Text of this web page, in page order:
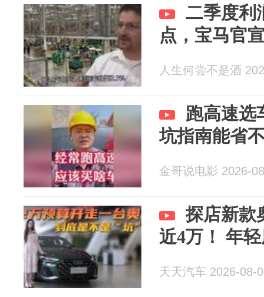
二季度利
点，宝马官
人生何尝不是酒
跑高速选
坑指南能省
金哥说电影 2026-
探店新款
近4万！ 年
天天汽车 2026-08-